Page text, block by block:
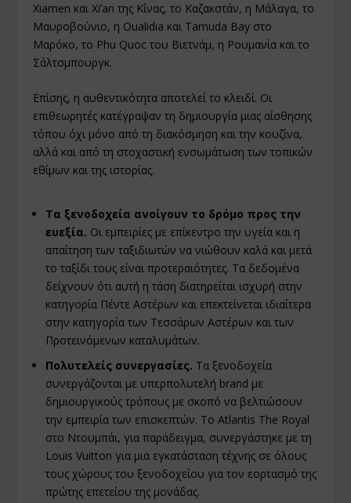
Xiamen και Xi’an της Κίνας, το Καζακστάν, η Μάλαγα, το
Μαυροβούνιο, η Oualidia και Tamuda Bay στο
Μαρόκο, το Phu Quoc του Βιετνάμ, η Ρουμανία και το
Σάλτσμπουργκ.
Επίσης, η αυθεντικότητα αποτελεί το κλειδί. Οι
επιθεωρητές κατέγραψαν τη δημιουργία μιας αίσθησης
τόπου όχι μόνο από τη διακόσμηση και την κουζίνα,
αλλά και από τη στοχαστική ενσωμάτωση των τοπικών
εθίμων και της ιστορίας.
Τα ξενοδοχεία ανοίγουν το δρόμο προς την
ευεξία. Οι εμπειρίες με επίκεντρο την υγεία και η
απαίτηση των ταξιδιωτών να νιώθουν καλά και μετά
το ταξίδι τους είναι προτεραιότητες. Τα δεδομένα
δείχνουν ότι αυτή η τάση διατηρείται ισχυρή στην
κατηγορία Πέντε Αστέρων και επεκτείνεται ιδιαίτερα
στην κατηγορία των Τεσσάρων Αστέρων και των
Προτεινόμενων καταλυμάτων.
Πολυτελείς συνεργασίες. Τα ξενοδοχεία
συνεργάζονται με υπερπολυτελή brand με
δημιουργικούς τρόπους με σκοπό να βελτιώσουν
την εμπειρία των επισκεπτών. Το Atlantis The Royal
στο Ντουμπάι, για παράδειγμα, συνεργάστηκε με τη
Louis Vuitton για μια εγκατάσταση τέχνης σε όλους
τους χώρους του ξενοδοχείου για τον εορτασμό της
πρώτης επετείου της μονάδας.